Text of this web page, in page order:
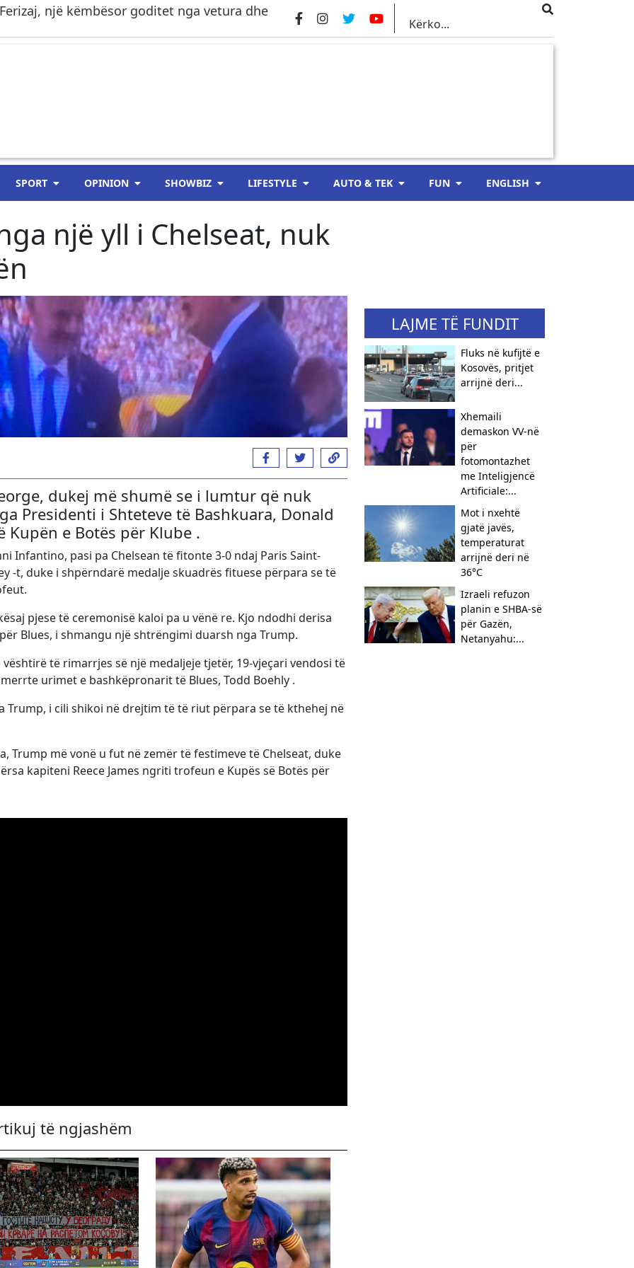
një këmbësor goditet nga vetura dhe
SPORT OPINION SHOWBIZ LIFESTYLE AUTO & TEK FUN ENGLISH
një yll i Chelseat, nuk
dukej më shumë se i lumtur që nuk
Presidenti i Shteteve të Bashkuara, Donald
Kupën e Botës për Klube .
Infantino, pasi pa Chelsean të fitonte 3-0 ndaj Paris Saint-
-t, duke i shpërndarë medalje skuadrës fituese përpara se të
pjese të ceremonisë kaloi pa u vënë re. Kjo ndodhi derisa
Blues, i shmangu një shtrëngimi duarsh nga Trump.
të rimarrjes së një medaljeje tjetër, 19-vjeçari vendosi të
urimet e bashkëpronarit të Blues, Todd Boehly .
Trump, i cili shikoi në drejtim të të riut përpara se të kthehej në
Trump më vonë u fut në zemër të festimeve të Chelseat, duke
kapiteni Reece James ngriti trofeun e Kupës së Botës për
të ngjashëm
LAJME TË FUNDIT
Fluks në kufijtë e
Kosovës, pritjet
arrijnë deri...
Xhemaili
demaskon VV-në
për
fotomontazhet
me Inteligjencë
Artificiale:...
Mot i nxehtë
gjatë javës,
temperaturat
arrijnë deri në
36°C
Izraeli refuzon
planin e SHBA-së
për Gazën,
Netanyahu:...